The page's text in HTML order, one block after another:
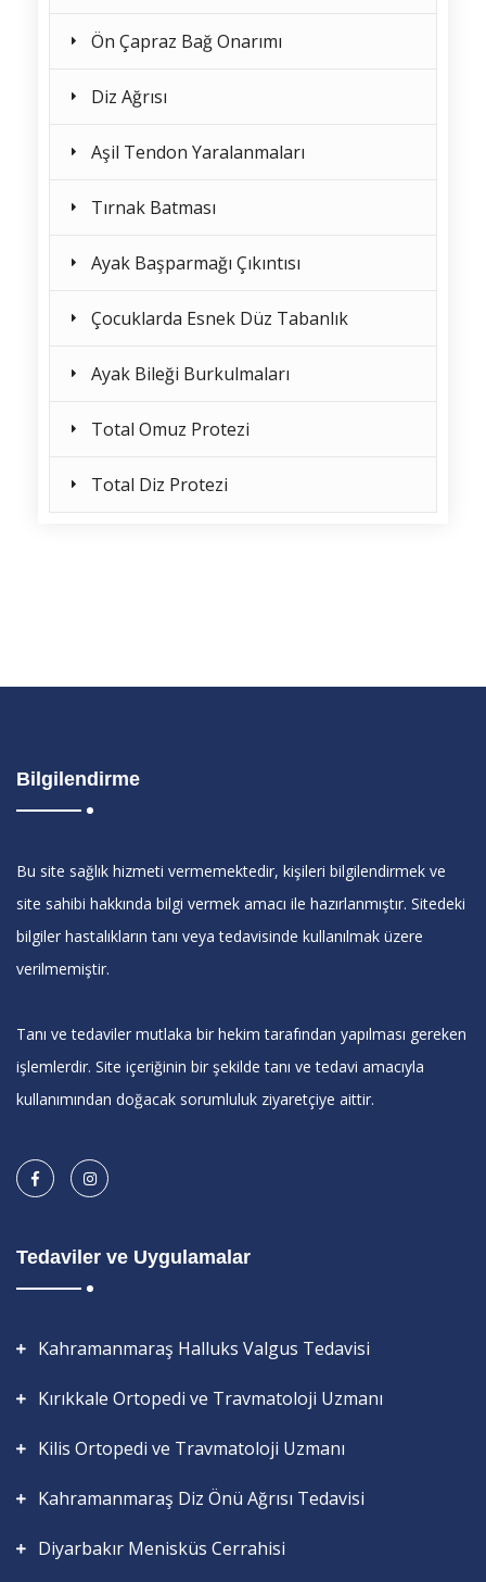
Ön Çapraz Bağ Onarımı
Diz Ağrısı
Aşil Tendon Yaralanmaları
Tırnak Batması
Ayak Başparmağı Çıkıntısı
Çocuklarda Esnek Düz Tabanlık
Ayak Bileği Burkulmaları
Total Omuz Protezi
Total Diz Protezi
Bilgilendirme
Bu site sağlık hizmeti vermemektedir, kişileri bilgilendirmek ve
site sahibi hakkında bilgi vermek amacı ile hazırlanmıştır. Sitedeki
bilgiler hastalıkların tanı veya tedavisinde kullanılmak üzere
verilmemiştir.
Tanı ve tedaviler mutlaka bir hekim tarafından yapılması gereken
işlemlerdir. Site içeriğinin bir şekilde tanı ve tedavi amacıyla
kullanımından doğacak sorumluluk ziyaretçiye aittir.
Tedaviler ve Uygulamalar
Kahramanmaraş Halluks Valgus Tedavisi
Kırıkkale Ortopedi ve Travmatoloji Uzmanı
Kilis Ortopedi ve Travmatoloji Uzmanı
Kahramanmaraş Diz Önü Ağrısı Tedavisi
Diyarbakır Menisküs Cerrahisi